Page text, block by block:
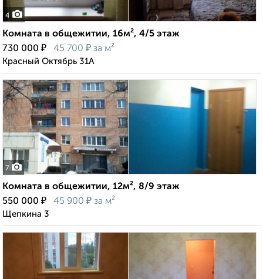
4
Комната в общежитии, 16м², 4/5 этаж
730 000 ₽ 45 700 ₽ за м²
Красный Октябрь 31А
7
Комната в общежитии, 12м², 8/9 этаж
550 000 ₽ 45 900 ₽ за м²
Щепкина 3